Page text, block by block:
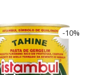
-10%